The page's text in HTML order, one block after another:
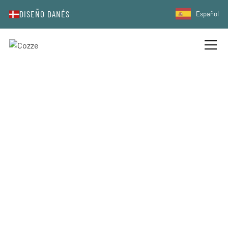
DISEÑO DANÉS Español